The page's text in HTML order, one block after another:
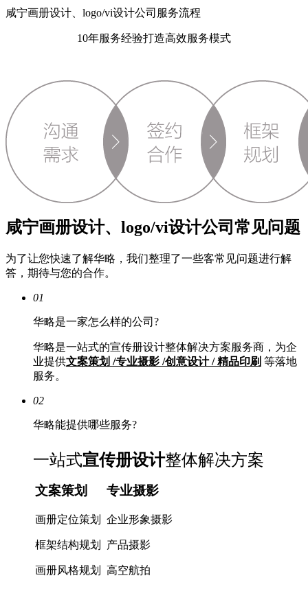
咸宁画册设计、logo/vi设计公司服务流程
10年服务经验打造高效服务模式
咸宁画册设计、logo/vi设计公司常见问题
为了让您快速了解华略，我们整理了一些客常见问题进行解
答，期待与您的合作。
01
华略是一家怎么样的公司?
华略是一站式的宣传册设计整体解决方案服务商，为企
业提供文案策划 /专业摄影 /创意设计 / 精品印刷 等落地
服务。
02
华略能提供哪些服务?
一站式宣传册设计整体解决方案
文案策划
画册定位策划
框架结构规划
画册风格规划
专业摄影
企业形象摄影
产品摄影
高空航拍